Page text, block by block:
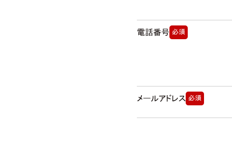
電話番号 必須
メールアドレス 必須